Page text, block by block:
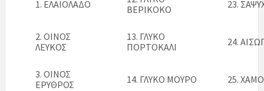
1. ΕΛΑΙΟΛΑΔΟ
ΒΕΡΙΚΟΚΟ
23.
2. ΟΙΝΟΣ
ΛΕΥΚΟΣ
13. ΓΛΥΚΟ
ΠΟΡΤΟΚΑΛΙ
24.
3. ΟΙΝΟΣ
ΕΡΥΘΡΟΣ
14. ΓΛΥΚΟ ΜΟΥΡΟ 25.